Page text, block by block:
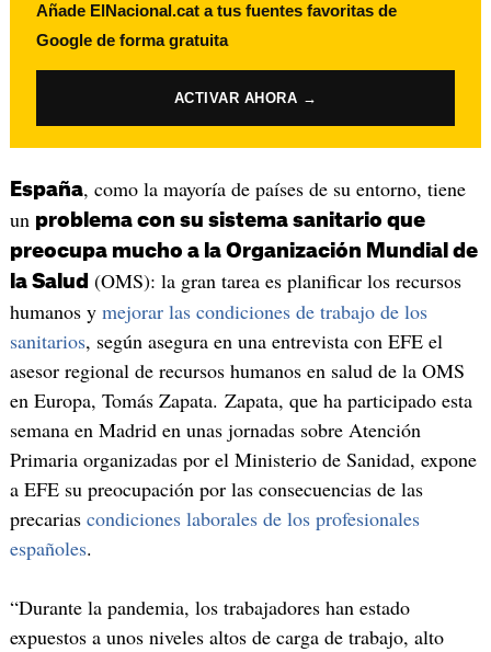
Añade ElNacional.cat a tus fuentes favoritas de
Google de forma gratuita
ACTIVAR AHORA →
España, como la mayoría de países de su entorno, tiene
un problema con su sistema sanitario que
preocupa mucho a la Organización Mundial de
la Salud (OMS): la gran tarea es planificar los recursos
humanos y mejorar las condiciones de trabajo de los
sanitarios, según asegura en una entrevista con EFE el
asesor regional de recursos humanos en salud de la OMS
en Europa, Tomás Zapata. Zapata, que ha participado esta
semana en Madrid en unas jornadas sobre Atención
Primaria organizadas por el Ministerio de Sanidad, expone
a EFE su preocupación por las consecuencias de las
precarias condiciones laborales de los profesionales
españoles.
“Durante la pandemia, los trabajadores han estado
expuestos a unos niveles altos de carga de trabajo, alto